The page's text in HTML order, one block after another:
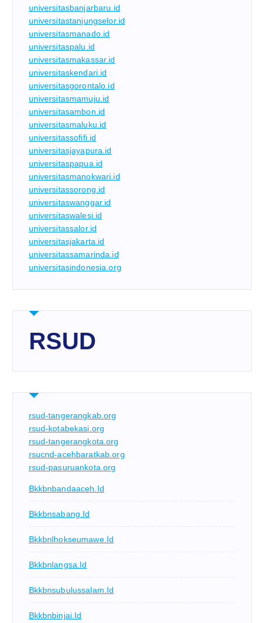
universitasbanjarbaru.id
universitastanjungselor.id
universitasmanado.id
universitaspalu.id
universitasmakassar.id
universitaskendari.id
universitasgorontalo.id
universitasmamuju.id
universitasambon.id
universitasmaluku.id
universitassofifi.id
universitasjayapura.id
universitaspapua.id
universitasmanokwari.id
universitassorong.id
universitaswanggar.id
universitaswalesi.id
universitassalor.id
universitasjakarta.id
universitassamarinda.id
universitasindonesia.org
RSUD
rsud-tangerangkab.org
rsud-kotabekasi.org
rsud-tangerangkota.org
rsucnd-acehbaratkab.org
rsud-pasuruankota.org
Bkkbnbandaaceh.id
Bkkbnsabang.id
Bkkbnlhokseumawe.id
Bkkbnlangsa.id
Bkkbnsubulussalam.id
Bkkbnbinjai.id